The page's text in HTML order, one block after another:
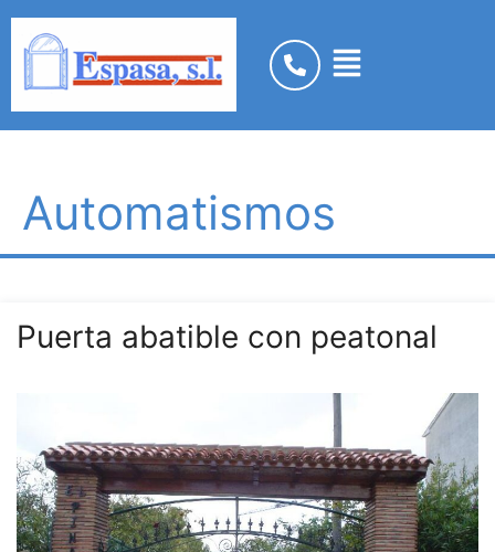
Automatismos
Puerta abatible con peatonal